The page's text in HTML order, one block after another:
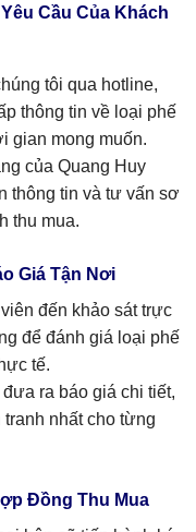
Cầu Của Khách
tôi qua hotline,
thông tin về loại phế
gian mong muốn.
của Quang Huy
thông tin và tư vấn sơ
thu mua.
Giá Tận Nơi
đến khảo sát trực
để đánh giá loại phế
tế.
ra báo giá chi tiết,
nhất cho từng
Đồng Thu Mua